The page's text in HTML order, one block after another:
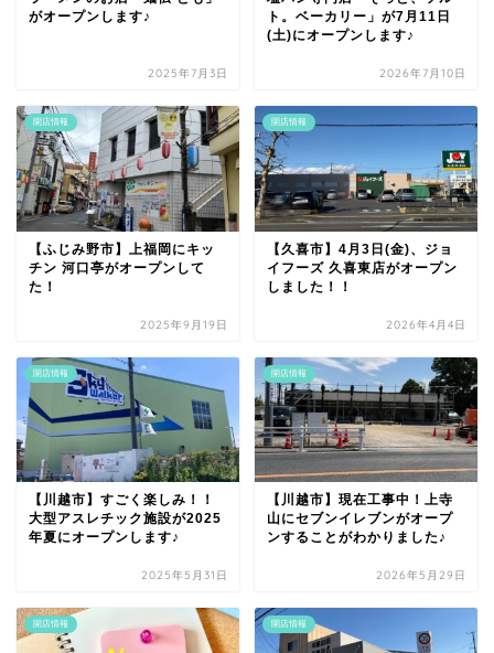
がオープンします♪
2025年7月3日
ト。ベーカリー」が7月11日
(土)にオープンします♪
2026年7月10日
開店情報
【ふじみ野市】上福岡にキッ
チン 河口亭がオープンして
た！
2025年9月19日
開店情報
【久喜市】4月3日(金)、ジョ
イフーズ 久喜東店がオープン
しました！！
2026年4月4日
開店情報
【川越市】すごく楽しみ！！
大型アスレチック施設が2025
年夏にオープンします♪
2025年5月31日
開店情報
【川越市】現在工事中！上寺
山にセブンイレブンがオープ
ンすることがわかりました♪
2026年5月29日
開店情報 開店情報